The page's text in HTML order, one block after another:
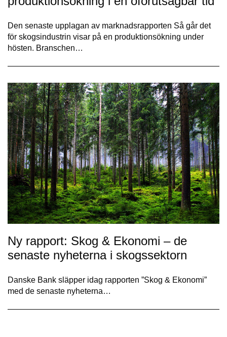
Den senaste upplagan av marknadsrapporten Så går det
för skogsindustrin visar på en produktionsökning under
hösten. Branschen…
Ny rapport: Skog & Ekonomi – de
senaste nyheterna i skogssektorn
Danske Bank släpper idag rapporten ”Skog & Ekonomi”
med de senaste nyheterna…